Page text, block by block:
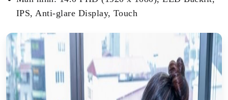
IPS, Anti-glare Display, Touch